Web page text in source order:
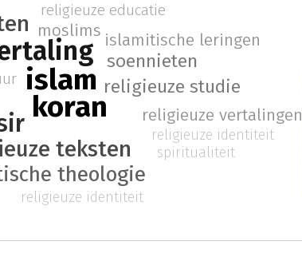
islam
koran
teksten
theologie
soennieten
religieuze studie
moslims islamitische leringen
religieuze vertalingen
religieuze educatie
religieuze identiteit
religieuze identiteit
spiritualiteit